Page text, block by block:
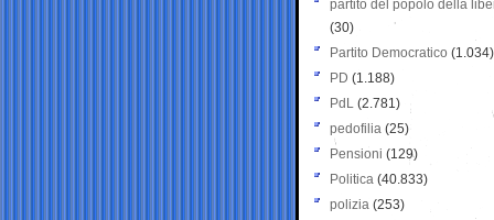
partito del popolo della
(30)
Partito Democratico (1.034)
PD (1.188)
PdL (2.781)
pedofilia (25)
Pensioni (129)
Politica (40.833)
polizia (253)